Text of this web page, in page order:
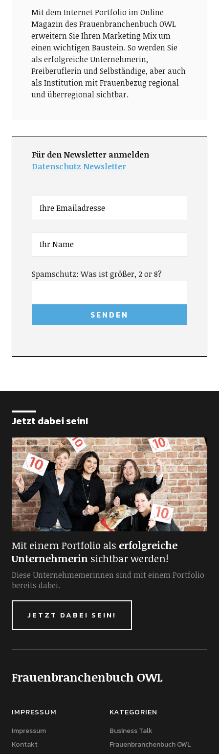
Mit dem Internet Portfolio im Online
Magazin des Frauenbranchenbuch OWL
erweitern Sie Ihren Marketing Mix um
einen wichtigen Baustein. So werden Sie
als erfolgreiche Unternehmerin,
Freiberuflerin und Selbständige, aber auch
als Institution mit Frauenbezug regional
und überregional sichtbar.
Für den Newsletter anmelden
Datenschutz Newsletter
Spamschutz: Was ist größer, 2 or 8?
Jetzt dabei sein!
Mit einem Portfolio als erfolgreiche
Unternehmerinsichtbar werden!
Diese Unternehmemerinnen sind mit einem Portfolio
bereits dabei.
JETZT DABEI SEIN!
Frauenbranchenbuch OWL
IMPRESSUM
Impressum
Kontakt
KATEGORIEN
Business Talk
Frauenbranchenbuch OWL